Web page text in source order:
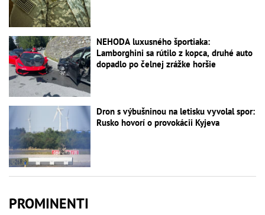
NEHODA luxusného športiaka:
Lamborghini sa rútilo z kopca, druhé auto
dopadlo po čelnej zrážke horšie
Dron s výbušninou na letisku vyvolal spor:
Rusko hovorí o provokácii Kyjeva
PROMINENTI